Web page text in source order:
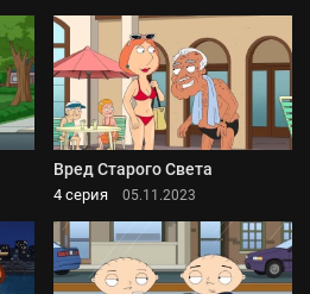
Вред Старого Света
4 серия 05.11.2023